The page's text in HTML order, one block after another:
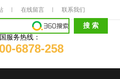
在线留言 联系我们
服务热线：
6878-258